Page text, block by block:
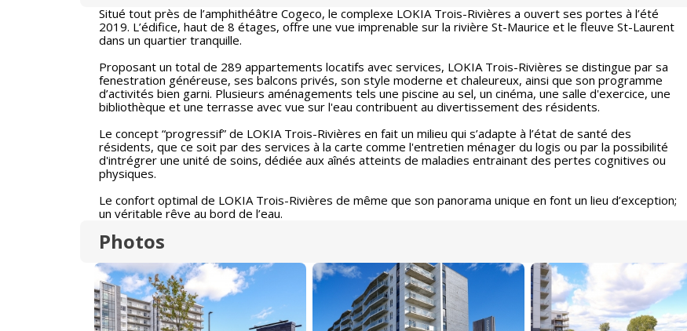
Situé tout près de l’amphithéâtre Cogeco, le complexe LOKIA Trois-Rivières a ouvert ses portes à l’été
2019. L’édifice, haut de 8 étages, offre une vue imprenable sur la rivière St-Maurice et le fleuve St-Laurent
dans un quartier tranquille.
Proposant un total de 289 appartements locatifs avec services, LOKIA Trois-Rivières se distingue par sa
fenestration généreuse, ses balcons privés, son style moderne et chaleureux, ainsi que son programme
d’activités bien garni. Plusieurs aménagements tels une piscine au sel, un cinéma, une salle d'exercice, une
bibliothèque et une terrasse avec vue sur l'eau contribuent au divertissement des résidents.
Le concept “progressif” de LOKIA Trois-Rivières en fait un milieu qui s’adapte à l’état de santé des
résidents, que ce soit par des services à la carte comme l'entretien ménager du logis ou par la possibilité
d'intrégrer une unité de soins, dédiée aux aînés atteints de maladies entrainant des pertes cognitives ou
physiques.
Le confort optimal de LOKIA Trois-Rivières de même que son panorama unique en font un lieu d’exception;
un véritable rêve au bord de l’eau.
Photos